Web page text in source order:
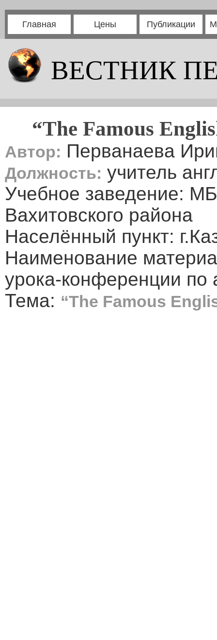
Главная Цены Публикации
ВЕСТНИК
“The Famous
Автор: Перванаева
Должность: учитель
Учебное заведение:
Вахитовского района
Населённый пункт:
Наименование
урока-конференции по
Тема: “The Famous